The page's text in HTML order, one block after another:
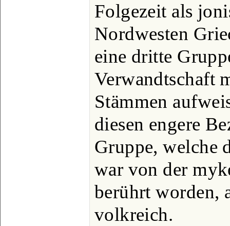
Folgezeit als
Nordwesten
eine dritte
Verwandtschaft
Stämmen
diesen engere
Gruppe, welche
war von der
berührt worden,
volkreich.